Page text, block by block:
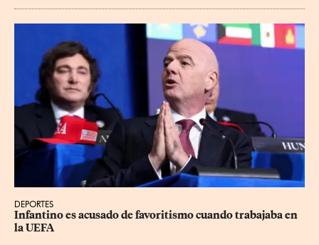
DEPORTES
Infantino es acusado de favoritismo cuando trabajaba en
la UEFA